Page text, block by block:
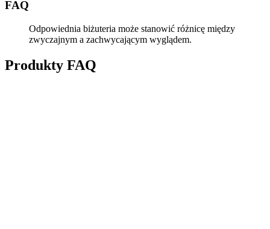
FAQ
Odpowiednia biżuteria może stanowić różnicę między
zwyczajnym a zachwycającym wyglądem.
Produkty FAQ